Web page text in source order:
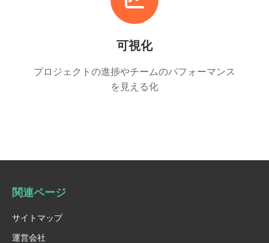
可視化
プロジェクトの進捗やチームのパフォーマンス
を見える化
関連ページ
サイトマップ
運営会社